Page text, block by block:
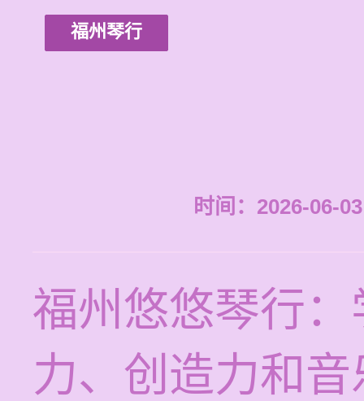
福州琴行
时间：2026-06-
福州悠悠琴行
力、创造力和